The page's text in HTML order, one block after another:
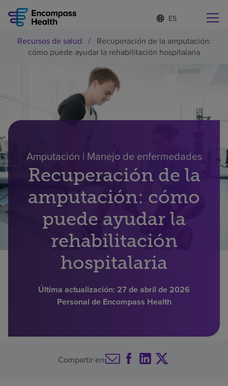
Lista
de
idiomas
contraída
d
o
m
c
a
o
Encuentre una localidad cerca de usted
Por qué debe elegirnos
Servicios de rehabilitación
Pacientes y cuidadores
Acerca de nosotros
Buscar un centro
Inversores
Recursos de salud / Recuperación de la amputación:
cómo puede ayudar la rehabilitación hospitalaria
Amputación | Manejo de enfermedades
Recuperación de la
amputación: cómo
puede ayudar la
rehabilitación
hospitalaria
Última actualización: 27 de abril de 2026
Personal de Encompass Health
Compartir en